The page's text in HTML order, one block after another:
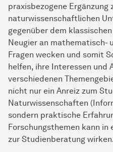
praxisbezogene Ergänzung
naturwissenschaftlichen
gegenüber dem
Neugier an mathematisch-
Fragen wecken und somit
helfen, ihre Interessen und
verschiedenen
nicht nur ein Anreiz zum
Naturwissenschaften
sondern praktische
Forschungsthemen kann
zur Studienberatung